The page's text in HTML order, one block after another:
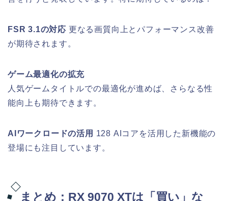
FSR 3.1の対応 更なる画質向上とパフォーマンス改善
が期待されます。
ゲーム最適化の拡充
人気ゲームタイトルでの最適化が進めば、さらなる性
能向上も期待できます。
AIワークロードの活用 128 AIコアを活用した新機能の
登場にも注目しています。
まとめ：RX 9070 XTは「買い」な